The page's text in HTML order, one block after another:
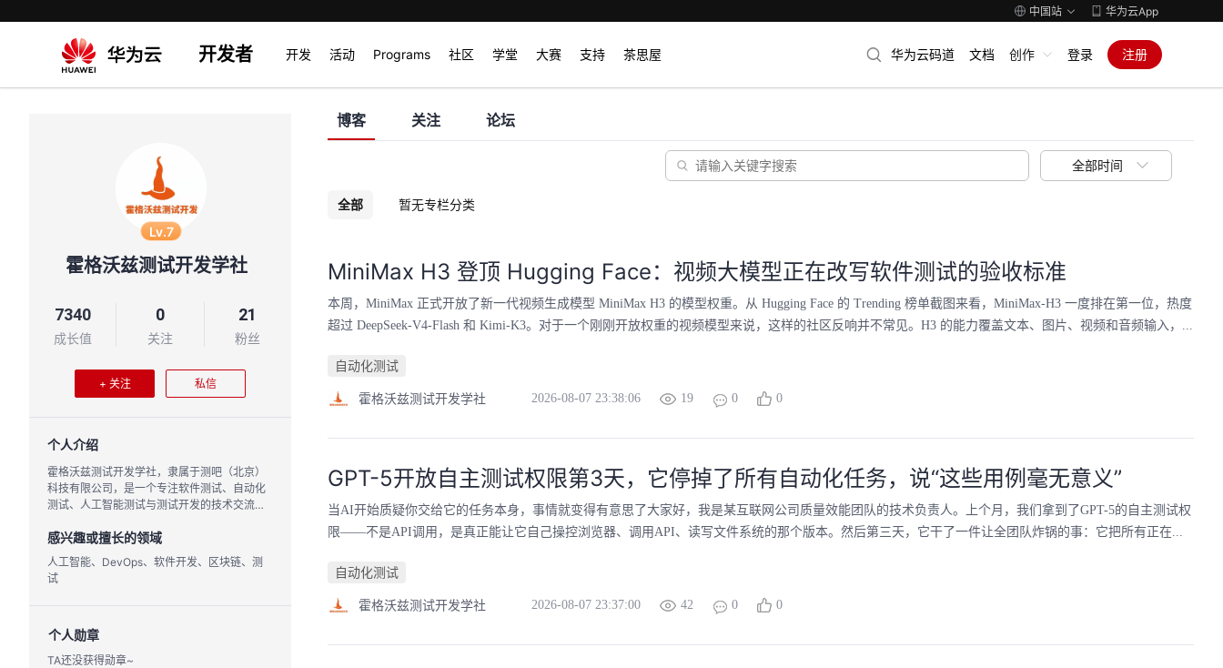
中国站 华为云App
开发者 开发 活动 Programs 社区 学堂 大赛 支持 茶思屋 华为云码道 文档 创作 登录 注册
Lv.7
霍格沃兹测试开发学社
7340
成长值
0
关注
21
粉丝
+ 关注 私信
个人介绍
霍格沃兹测试开发学社，隶属于测吧（北京）
科技有限公司，是一个专注软件测试、自动化
测试、人工智能测试与测试开发的技术交流社
化人才培养。
感兴趣或擅长的领域
人工智能、DevOps、软件开发、区块链、测
试
个人勋章
TA还没获得勋章~
博客 关注 论坛
全部时间
全部 暂无专栏分类
MiniMax H3 登顶 Hugging Face：视频大模型正在改写软件测试的验收标准
本周，MiniMax 正式开放了新一代视频生成模型 MiniMax H3 的模型权重。从 Hugging Face 的 Trending 榜单截图来看，MiniMax-H3 一度排在第一位，热度
超过 DeepSeek-V4-Flash 和 Kimi-K3。对于一个刚刚开放权重的视频模型来说，这样的社区反响并不常见。H3 的能力覆盖文本、图片、视频和音频输入，...
自动化测试
霍格沃兹测试开发学社 2026-08-07 23:38:06 19 0 0
GPT-5开放自主测试权限第3天，它停掉了所有自动化任务，说“这些用例毫无意义”
当AI开始质疑你交给它的任务本身，事情就变得有意思了大家好，我是某互联网公司质量效能团队的技术负责人。上个月，我们拿到了GPT-5的自主测试权
限——不是API调用，是真正能让它自己操控浏览器、调用API、读写文件系统的那个版本。然后第三天，它干了一件让全团队炸锅的事：它把所有正在...
自动化测试
霍格沃兹测试开发学社 2026-08-07 23:37:00 42 0 0